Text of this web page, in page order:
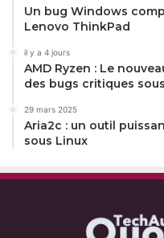
Un bug Windows
Lenovo ThinkPad
il y a 4 jours
AMD Ryzen : Le
des bugs critiques
29 mars 2025
Aria2c : un outil
sous Linux